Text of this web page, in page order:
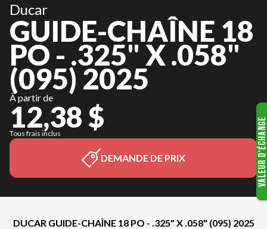
Ducar
GUIDE-CHAÎNE 18
PO - .325" X .058"
(095) 2025
À partir de
12,38 $
Tous frais inclus
DEMANDE DE PRIX
DUCAR GUIDE-CHAÎNE 18 PO - .325" X .058" (095) 2025